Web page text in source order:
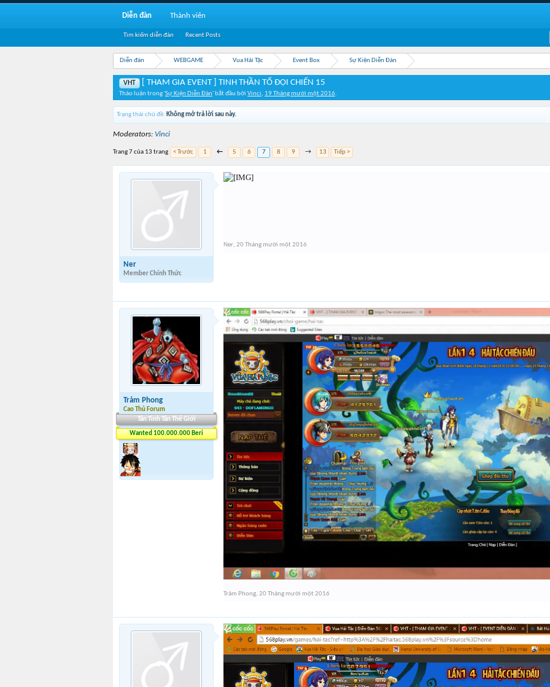
Diễn đàn WEBGAME Vua Hải Tặc Event Box Sự Kiện Diễn Đàn
VHT [ THAM GIA EVENT ] TINH THẦN TỔ ĐỘI CHIẾN 15
Thảo luận trong 'Sự Kiện Diễn Đàn' bắt đầu bởi Vinci, 19 Tháng mười một 2016.
Trạng thái chủ đề: Không mở trả lời sau này.
Moderators: Vinci
Trang 7 của 13 trang < Trước 1 ← 5 6 7 8 9 → 13 Tiếp >
Ner
Member Chính Thức
Ner, 20 Tháng mười một 2016
Trảm Phong
Cao Thủ Forum
Tân Tinh Tân Thế Giới
Wanted 100.000.000 Beri
Trảm Phong, 20 Tháng mười một 2016
Diễn đàn
Tìm kiếm diễn đàn Recent Posts
Thành viên